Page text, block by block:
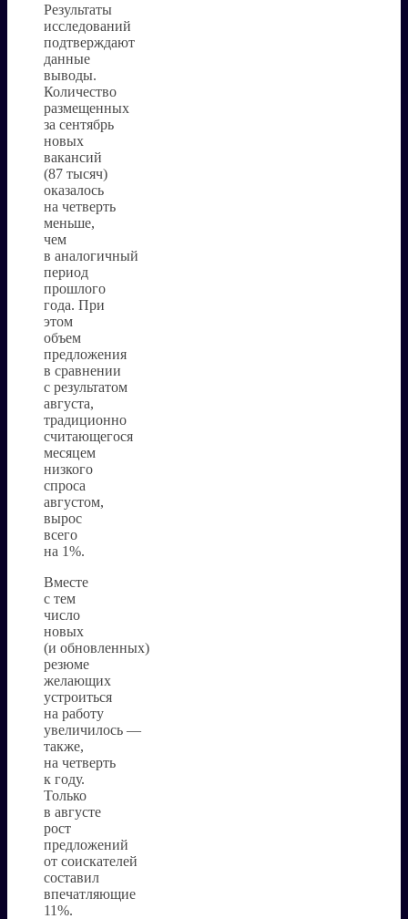
Результаты
исследований
подтверждают
данные
выводы.
Количество
размещенных
за сентябрь
новых
вакансий
(87 тысяч)
оказалось
на четверть
меньше,
чем
в аналогичный
период
прошлого
года. При
этом
объем
предложения
в сравнении
с результатом
августа,
традиционно
считающегося
месяцем
низкого
спроса
августом,
вырос
всего
на 1%.
Вместе
с тем
число
новых
(и обновленных)
резюме
желающих
устроиться
на работу
увеличилось —
также,
на четверть
к году.
Только
в августе
рост
предложений
от соискателей
составил
впечатляющие
11%.